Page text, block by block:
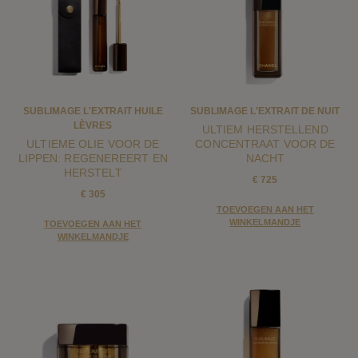
SUBLIMAGE L'EXTRAIT HUILE
LÈVRES
ULTIEME OLIE VOOR DE
LIPPEN: REGENEREERT EN
HERSTELT
€ 305
TOEVOEGEN AAN HET
WINKELMANDJE
SUBLIMAGE L'EXTRAIT DE NUIT
ULTIEM HERSTELLEND
CONCENTRAAT VOOR DE
NACHT
€ 725
TOEVOEGEN AAN HET
WINKELMANDJE